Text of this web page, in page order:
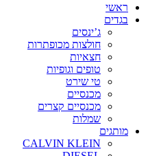
ראשי
בגדים
ג’ינסים
חולצות מכופתרות
חצאיות
טופים וגופיות
טי שירט
מכנסיים
מכנסיים קצרים
שמלות
מותגים
CALVIN KLEIN